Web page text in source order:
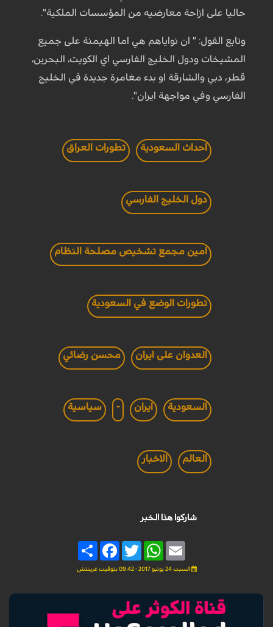
حاليا على ازاحة معارضيه من المؤسسات الملكية".
وتابع القول: " ان نواياهم هي اما الهيمنة على جميع
المشيخات ودول الخليج الفارسي اي الكويت، البحرين،
قطر، دبي والشارقة او بدء مغامرة جديدة في الخليج
الفارسي وفي مواجهة ايران".
احداث السعودية تطورات العراق
دول الخليج الفارسي
امين مجمع تشخيص مصلحة النظام
تطورات الوضع في السعودية
العدوان على ايران محسن رضائي
السعودية ايران - سياسية
العالم الاخبار
شاركوا هذا الخبر
Share
FacebookTwitter
WhatsAppEmail
السبت 24 يونيو 2017 - 09:42 بتوقيت غرينتش